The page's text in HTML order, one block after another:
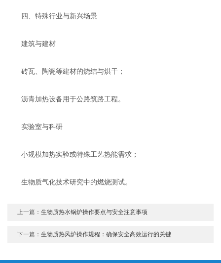
四、‌特殊行业与新兴场景‌
‌建筑与建材‌
砖瓦、陶瓷等建材的烧结与烘干‌；
沥青加热设备用于公路筑路工程‌。
‌实验室与科研‌
小规模加热实验或特殊工艺热能需求‌；
生物质气化技术研究中的燃烧测试‌。
上一篇：生物质热水锅炉操作要点与安全注意事项
下一篇：生物质热风炉操作规程：确保安全高效运行的关键